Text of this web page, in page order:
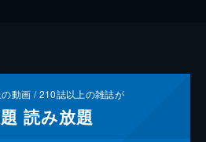
動画 /210誌以上の雑誌が
読み放題